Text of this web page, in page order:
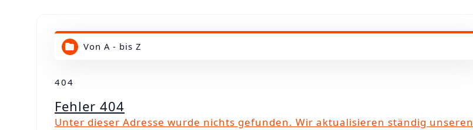
Von A - bis Z
404
Fehler 404
Unter dieser Adresse wurde nichts gefunden. Wir aktualisieren ständig unseren